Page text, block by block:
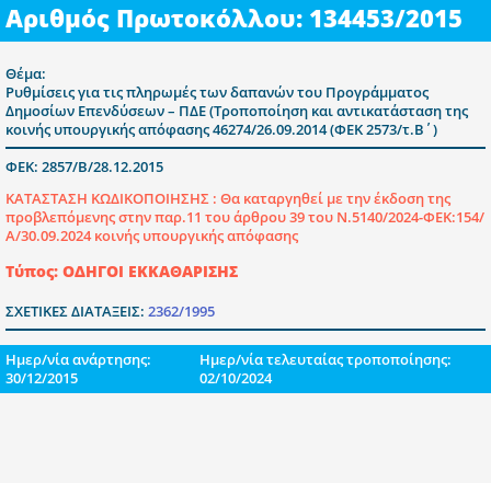
Αριθμός Πρωτοκόλλου: 134453/2015
Θέμα:
Ρυθμίσεις για τις πληρωμές των δαπανών του Προγράμματος
Δημοσίων Επενδύσεων – ΠΔΕ (Τροποποίηση και αντικατάσταση της
κοινής υπουργικής απόφασης 46274/26.09.2014 (ΦΕΚ 2573/τ.Β΄)
ΦΕΚ: 2857/Β/28.12.2015
ΚΑΤΑΣΤΑΣΗ ΚΩΔΙΚΟΠΟΙΗΣΗΣ : Θα καταργηθεί με την έκδοση της
προβλεπόμενης στην παρ.11 του άρθρου 39 του Ν.5140/2024-ΦΕΚ:154/
Α/30.09.2024 κοινής υπουργικής απόφασης
Τύπος: ΟΔΗΓΟΙ ΕΚΚΑΘΑΡΙΣΗΣ
ΣΧΕΤΙΚΕΣ ΔΙΑΤΑΞΕΙΣ: 2362/1995
Ημερ/νία ανάρτησης:
30/12/2015
Ημερ/νία τελευταίας τροποποίησης:
02/10/2024